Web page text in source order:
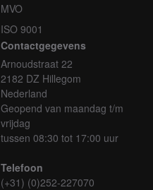
MVO
ISO 9001
Contactgegevens
Arnoudstraat 22
2182 DZ Hillegom
Nederland
Geopend van maandag t/m
vrijdag
tussen 08:30 tot 17:00 uur
Telefoon
(+31) (0)252-227070